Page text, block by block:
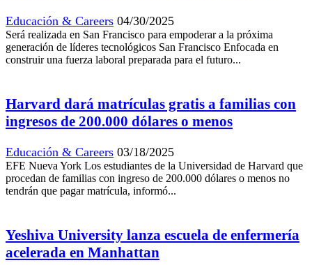
Educación & Careers 04/30/2025
Será realizada en San Francisco para empoderar a la próxima
generación de líderes tecnológicos San Francisco Enfocada en
construir una fuerza laboral preparada para el futuro...
Harvard dará matrículas gratis a familias con
ingresos de 200.000 dólares o menos
Educación & Careers 03/18/2025
EFE Nueva York Los estudiantes de la Universidad de Harvard que
procedan de familias con ingreso de 200.000 dólares o menos no
tendrán que pagar matrícula, informó...
Yeshiva University lanza escuela de enfermería
acelerada en Manhattan